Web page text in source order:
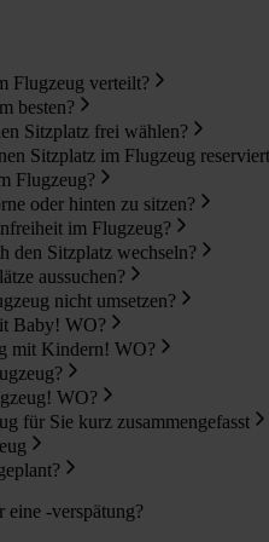
Flugzeug verteilt?
besten?
Sitzplatz frei wählen?
Sitzplatz im Flugzeug
Flugzeug?
oder hinten zu sitzen?
im Flugzeug?
den Sitzplatz wechseln?
aussuchen?
nicht umsetzen?
Baby! WO?
mit Kindern! WO?
WO?
für Sie kurz zusammengefasst
eine -verspätung?